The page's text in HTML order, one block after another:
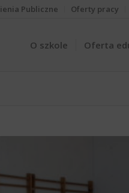
Publiczne Oferty pracy
O szkole Oferta